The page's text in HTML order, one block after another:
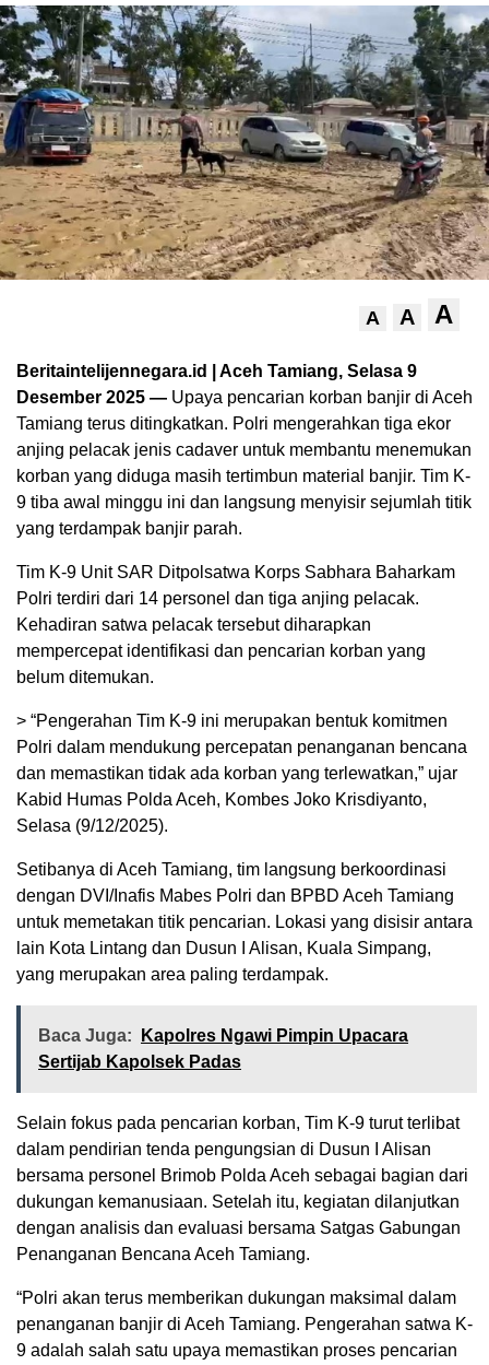
A A A
Beritaintelijennegara.id | Aceh Tamiang, Selasa 9
Desember 2025 — Upaya pencarian korban banjir di Aceh
Tamiang terus ditingkatkan. Polri mengerahkan tiga ekor
anjing pelacak jenis cadaver untuk membantu menemukan
korban yang diduga masih tertimbun material banjir. Tim K-
9 tiba awal minggu ini dan langsung menyisir sejumlah titik
yang terdampak banjir parah.
Tim K-9 Unit SAR Ditpolsatwa Korps Sabhara Baharkam
Polri terdiri dari 14 personel dan tiga anjing pelacak.
Kehadiran satwa pelacak tersebut diharapkan
mempercepat identifikasi dan pencarian korban yang
belum ditemukan.
> “Pengerahan Tim K-9 ini merupakan bentuk komitmen
Polri dalam mendukung percepatan penanganan bencana
dan memastikan tidak ada korban yang terlewatkan,” ujar
Kabid Humas Polda Aceh, Kombes Joko Krisdiyanto,
Selasa (9/12/2025).
Setibanya di Aceh Tamiang, tim langsung berkoordinasi
dengan DVI/Inafis Mabes Polri dan BPBD Aceh Tamiang
untuk memetakan titik pencarian. Lokasi yang disisir antara
lain Kota Lintang dan Dusun I Alisan, Kuala Simpang,
yang merupakan area paling terdampak.
Baca Juga:
Kapolres Ngawi Pimpin Upacara
Sertijab Kapolsek Padas
Selain fokus pada pencarian korban, Tim K-9 turut terlibat
dalam pendirian tenda pengungsian di Dusun I Alisan
bersama personel Brimob Polda Aceh sebagai bagian dari
dukungan kemanusiaan. Setelah itu, kegiatan dilanjutkan
dengan analisis dan evaluasi bersama Satgas Gabungan
Penanganan Bencana Aceh Tamiang.
“Polri akan terus memberikan dukungan maksimal dalam
penanganan banjir di Aceh Tamiang. Pengerahan satwa K-
9 adalah salah satu upaya memastikan proses pencarian